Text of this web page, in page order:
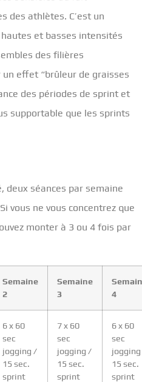
des athlètes. C’est un
et basses intensités
des filières
un effet “brûleur de graisses
des périodes de sprint et
supportable que les sprints
deux séances par semaine
vous ne vous concentrez que
monter à 3 ou 4 fois par
Semaine
2
Semaine
3
4
6 x 60
sec
jogging /
15 sec.
sprint
7 x 60
sec
jogging /
15 sec.
sprint
6 x 60
sec
15 sec.
sprint